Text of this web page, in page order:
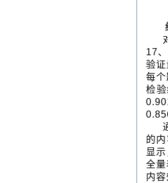
17
验
每
检
的
显
全
内